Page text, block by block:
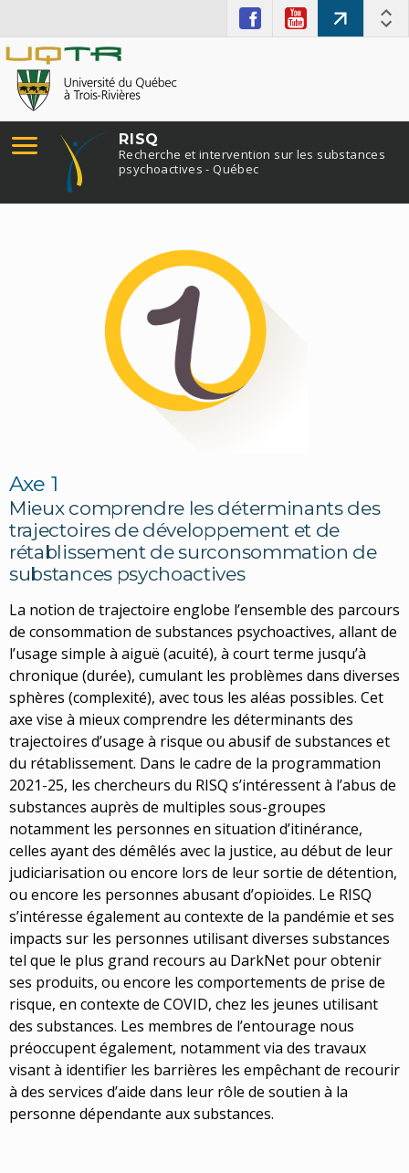
RISQ
Recherche et intervention sur les substances
psychoactives - Québec
Axe 1
Mieux comprendre les déterminants des
trajectoires de développement et de
rétablissement de surconsommation de
substances psychoactives
La notion de trajectoire englobe l’ensemble des parcours
de consommation de substances psychoactives, allant de
l’usage simple à aiguë (acuité), à court terme jusqu’à
chronique (durée), cumulant les problèmes dans diverses
sphères (complexité), avec tous les aléas possibles. Cet
axe vise à mieux comprendre les déterminants des
trajectoires d’usage à risque ou abusif de substances et
du rétablissement. Dans le cadre de la programmation
2021-25, les chercheurs du RISQ s’intéressent à l’abus de
substances auprès de multiples sous-groupes
notamment les personnes en situation d’itinérance,
celles ayant des démêlés avec la justice, au début de leur
judiciarisation ou encore lors de leur sortie de détention,
ou encore les personnes abusant d’opioïdes. Le RISQ
s’intéresse également au contexte de la pandémie et ses
impacts sur les personnes utilisant diverses substances
tel que le plus grand recours au DarkNet pour obtenir
ses produits, ou encore les comportements de prise de
risque, en contexte de COVID, chez les jeunes utilisant
des substances. Les membres de l’entourage nous
préoccupent également, notamment via des travaux
visant à identifier les barrières les empêchant de recourir
à des services d’aide dans leur rôle de soutien à la
personne dépendante aux substances.